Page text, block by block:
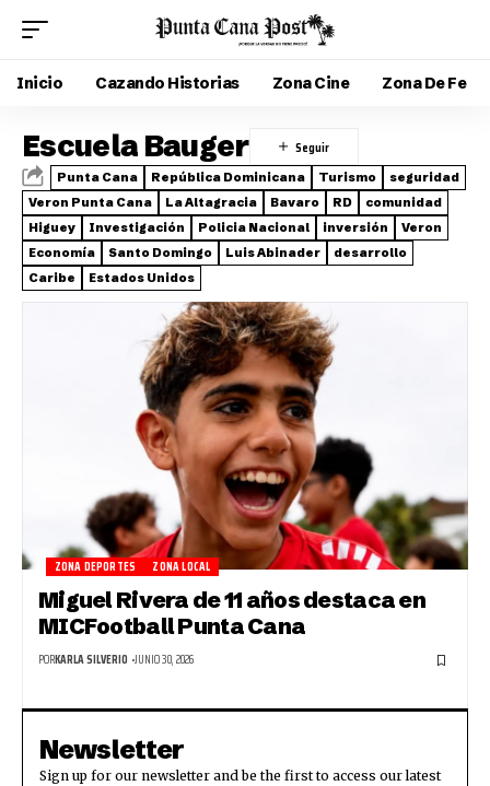
Inicio Cazando Historias Zona Cine Zona De Fe
Escuela Bauger
Punta Cana República Dominicana Turismo
seguridad
Veron Punta Cana
La Altagracia Bavaro RD
comunidad
Higuey
Investigación Policia Nacional inversión
Veron
Economía
Santo Domingo Luis Abinader
desarrollo
Caribe
Estados Unidos
ZONA DEPORTES ZONA LOCAL
Miguel Rivera de 11 años destaca en
MICFootball Punta Cana
PORKARLA SILVERIO JUNIO 30, 2026
Newsletter
Sign up for our newsletter and be the first to access our latest